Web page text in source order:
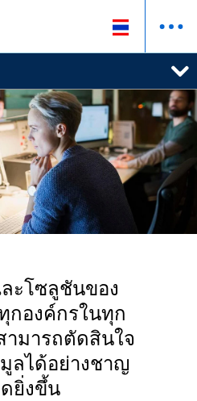
โซลูชันของ
กองค์กรในทุก
มารถตัดสินใจ
ลได้อย่างชาญ
ยิ่งขึ้น